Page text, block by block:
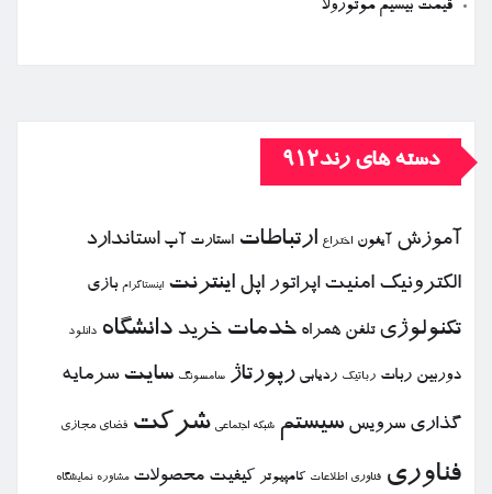
قیمت بیسیم موتورولا
دسته های رند912
آموزش آیفون اختراع ارتباطات استارت آپ استاندارد
الكترونیك امنیت اپراتور اپل اینترنت اینستاگرام بازی
تكنولوژی تلفن همراه خدمات خرید دانشگاه دانلود
دوربین ربات رباتیك ردیابی رپورتاژ سامسونگ سایت سرمایه
گذاری سرویس سیستم شبكه اجتماعی شركت فضای مجازی
فناوری فناوری اطلاعات كامپیوتر كیفیت محصولات مشاوره نمایشگاه